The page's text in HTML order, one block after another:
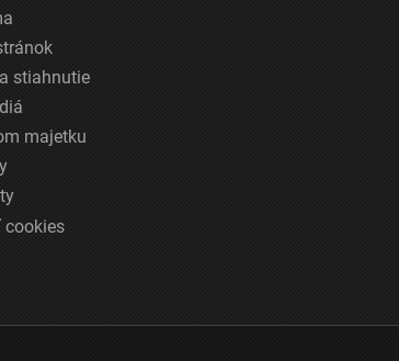
stiahnutie
majetku
cookies